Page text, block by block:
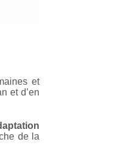
et
et d’en
de la